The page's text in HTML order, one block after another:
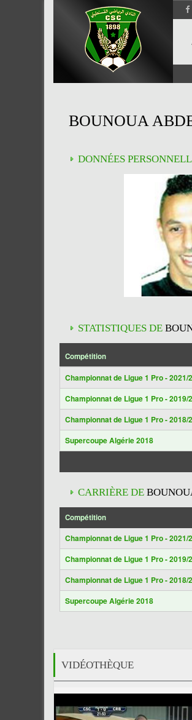
BOUNOUA
DONNÉES
STATISTIQUES DE
Compétition
Championnat de Ligue 1 Pro - 2021/
Championnat de Ligue 1 Pro - 2019/
Championnat de Ligue 1 Pro - 2018/
Supercoupe Algérie 2018
CARRIÈRE DE
Compétition
Championnat de Ligue 1 Pro - 2021/
Championnat de Ligue 1 Pro - 2019/
Championnat de Ligue 1 Pro - 2018/
Supercoupe Algérie 2018
VIDÉOTHÈQUE